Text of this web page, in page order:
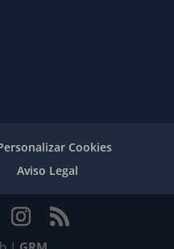
Cookies
Aviso Legal